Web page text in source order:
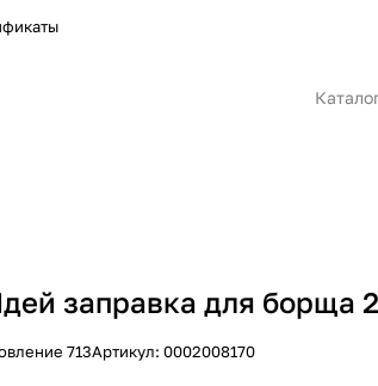
заправка для борща
713Артикул:0002008170